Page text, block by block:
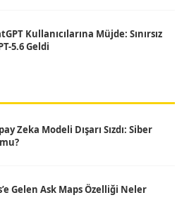
Kullanıcılarına Müjde: Sınırsız
5.6 Geldi
Zeka Modeli Dışarı Sızdı: Siber
Gelen Ask Maps Özelliği Neler